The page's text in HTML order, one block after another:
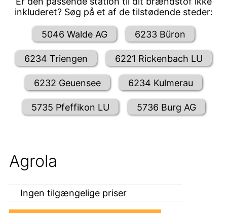
inkluderet? Søg på et af de tilstødende steder:
5046 Walde AG 6233 Büron
6234 Triengen 6221 Rickenbach LU
6232 Geuensee 6234 Kulmerau
5735 Pfeffikon LU 5736 Burg AG
Agrola
Ingen tilgængelige priser